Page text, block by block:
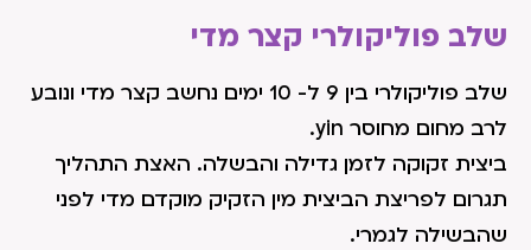
שלב פוליקולרי קצר מדי
שלב פוליקולרי בין 9 ל- 10 ימים נחשב קצר מדי ונובע
לרב מחום מחוסר yin.
ביצית זקוקה לזמן גדילה והבשלה. האצת התהליך
תגרום לפריצת הביצית מין הזקיק מוקדם מדי לפני
שהבשילה לגמרי.